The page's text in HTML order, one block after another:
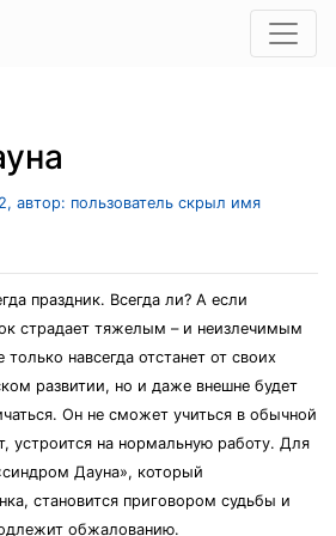
автор: пользователь скрыл имя
праздник. Всегда ли? А если
страдает тяжелым – и неизлечимым
навсегда отстанет от своих
развитии, но и даже внешне будет
Он не сможет учиться в обычной
устроится на нормальную работу. Для
Дауна», который
становится приговором судьбы и
обжалованию.